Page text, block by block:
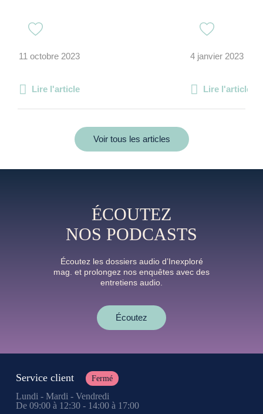
11 octobre 2023
Lire l'article
4 janvier 2023
Lire l'article
Voir tous les articles
ÉCOUTEZ
NOS PODCASTS
Écoutez les dossiers audio d’Inexploré
mag. et prolongez nos enquêtes avec des
entretiens audio.
Écoutez
Service client Fermé
Lundi - Mardi - Vendredi
De 09:00 à 12:30 - 14:00 à 17:00